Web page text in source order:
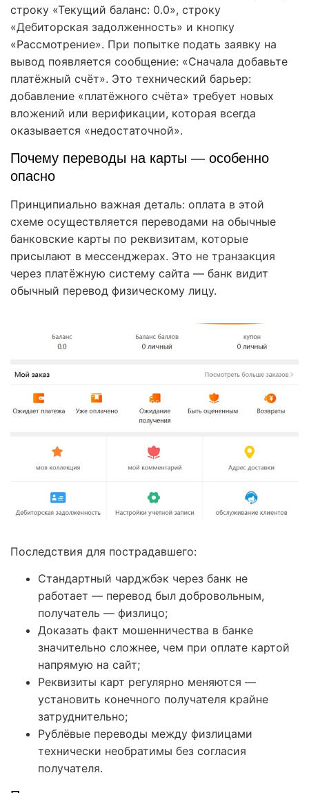
строку «Текущий баланс: 0.0», строку
«Дебиторская задолженность» и кнопку
«Рассмотрение». При попытке подать заявку на
вывод появляется сообщение: «Сначала добавьте
платёжный счёт». Это технический барьер:
добавление «платёжного счёта» требует новых
вложений или верификации, которая всегда
оказывается «недостаточной».
Почему переводы на карты — особенно
опасно
Принципиально важная деталь: оплата в этой
схеме осуществляется переводами на обычные
банковские карты по реквизитам, которые
присылают в мессенджерах. Это не транзакция
через платёжную систему сайта — банк видит
обычный перевод физическому лицу.
Последствия для пострадавшего:
Стандартный чарджбэк через банк не
работает — перевод был добровольным,
получатель — физлицо;
Доказать факт мошенничества в банке
значительно сложнее, чем при оплате картой
напрямую на сайт;
Реквизиты карт регулярно меняются —
установить конечного получателя крайне
затруднительно;
Рублёвые переводы между физлицами
технически необратимы без согласия
получателя.